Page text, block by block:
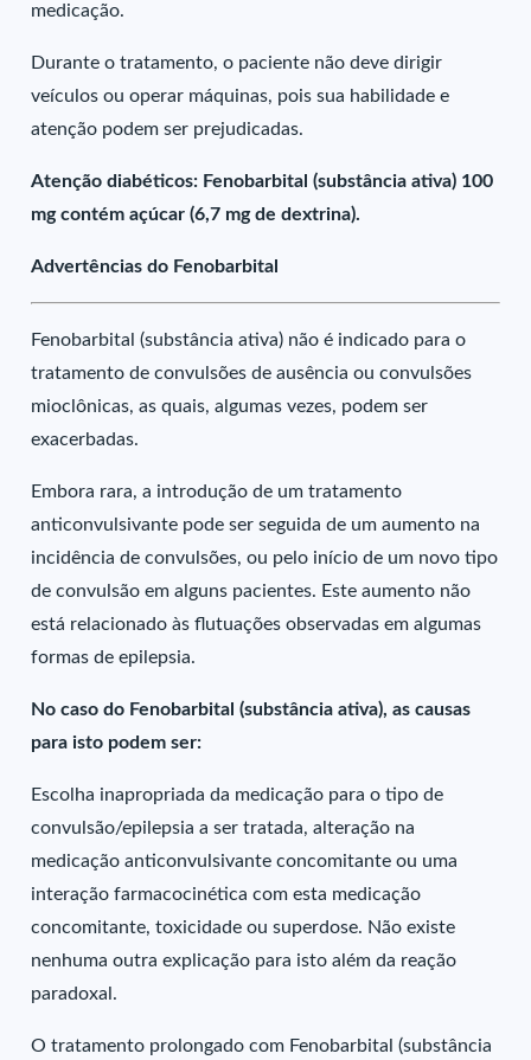
medicação.
Durante o tratamento, o paciente não deve dirigir
veículos ou operar máquinas, pois sua habilidade e
atenção podem ser prejudicadas.
Atenção diabéticos: Fenobarbital (substância ativa) 100
mg contém açúcar (6,7 mg de dextrina).
Advertências do Fenobarbital
Fenobarbital (substância ativa) não é indicado para o
tratamento de convulsões de ausência ou convulsões
mioclônicas, as quais, algumas vezes, podem ser
exacerbadas.
Embora rara, a introdução de um tratamento
anticonvulsivante pode ser seguida de um aumento na
incidência de convulsões, ou pelo início de um novo tipo
de convulsão em alguns pacientes. Este aumento não
está relacionado às flutuações observadas em algumas
formas de epilepsia.
No caso do Fenobarbital (substância ativa), as causas
para isto podem ser:
Escolha inapropriada da medicação para o tipo de
convulsão/epilepsia a ser tratada, alteração na
medicação anticonvulsivante concomitante ou uma
interação farmacocinética com esta medicação
concomitante, toxicidade ou superdose. Não existe
nenhuma outra explicação para isto além da reação
paradoxal.
O tratamento prolongado com Fenobarbital (substância